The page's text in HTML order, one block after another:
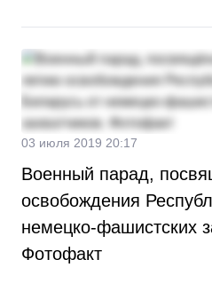
03 июля 2019 20:17
Военный парад,
освобождения
немецко-фашистских
Фотофакт